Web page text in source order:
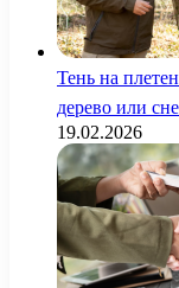
Тень на
дерево или
19.02.2026